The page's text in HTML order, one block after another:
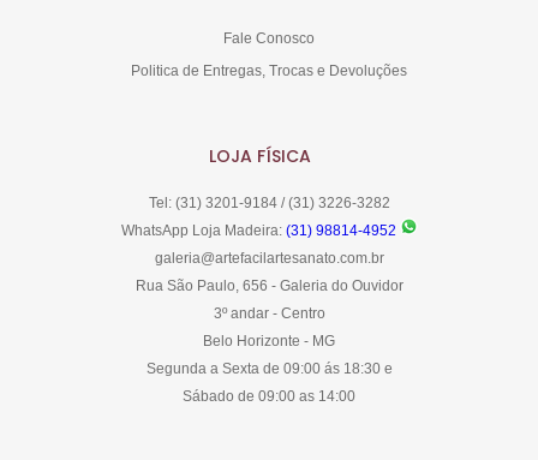
Fale Conosco
Politica de Entregas, Trocas e Devoluções
LOJA FÍSICA
Tel: (31) 3201-9184 / (31) 3226-3282
WhatsApp Loja Madeira: (31) 98814-4952
galeria@artefacilartesanato.com.br
Rua São Paulo, 656 - Galeria do Ouvidor
3º andar - Centro
Belo Horizonte - MG
Segunda a Sexta de 09:00 ás 18:30 e
Sábado de 09:00 as 14:00